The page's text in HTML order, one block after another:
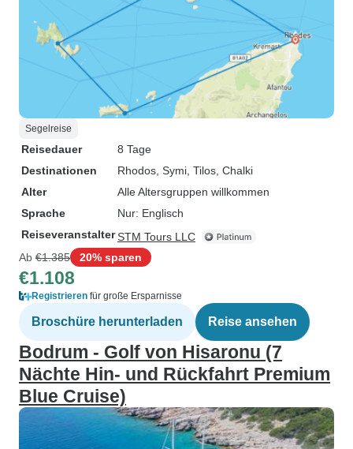
Segelreise
Reisedauer
8 Tage
Destinationen
Rhodos , Symi , Tilos , Chalki
Alter
Alle Altersgruppen willkommen
Sprache
Nur: Englisch
ReiseveranstalterSTM Tours LLC
Ab €1.385 20% sparen
€1.108
Registrieren für große Ersparnisse
Broschüre herunterladen Reise ansehen
Bodrum - Golf von Hisaronu (7
Nächte Hin- und Rückfahrt Premium
Blue Cruise)